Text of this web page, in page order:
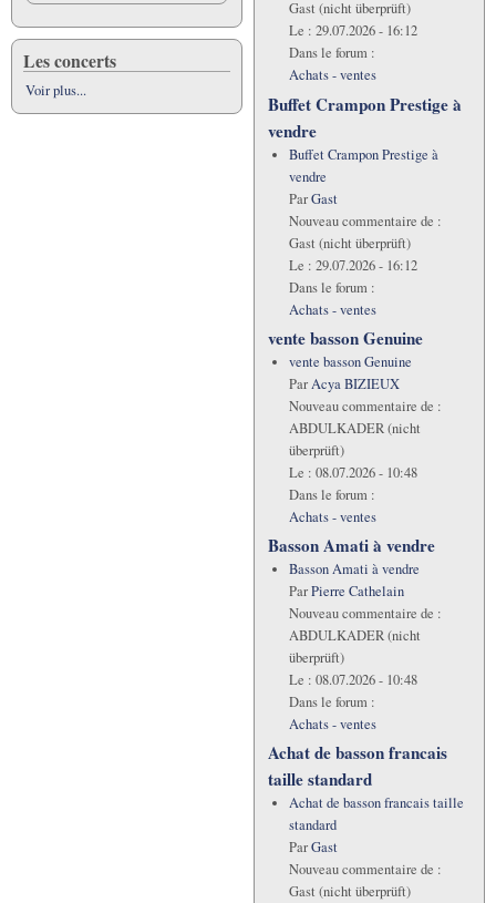
Les concerts
Voir plus...
Gast (nicht überprüft)
Le : 29.07.2026 - 16:12
Dans le forum :
Achats - ventes
Buffet Crampon Prestige à
vendre
Buffet Crampon Prestige à
vendre
ParGast
Nouveau commentaire de :
Gast (nicht überprüft)
Le : 29.07.2026 - 16:12
Dans le forum :
Achats - ventes
vente basson Genuine
vente basson Genuine
ParAcya BIZIEUX
Nouveau commentaire de :
ABDULKADER (nicht
überprüft)
Le : 08.07.2026 - 10:48
Dans le forum :
Achats - ventes
Basson Amati à vendre
Basson Amati à vendre
ParPierre Cathelain
Nouveau commentaire de :
ABDULKADER (nicht
überprüft)
Le : 08.07.2026 - 10:48
Dans le forum :
Achats - ventes
Achat de basson francais
taille standard
Achat de basson francais taille
standard
ParGast
Nouveau commentaire de :
Gast (nicht überprüft)